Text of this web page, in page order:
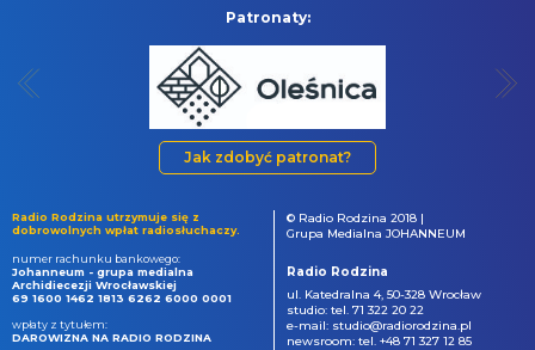
Patronaty:
Jak zdobyć patronat?
Radio Rodzina utrzymuje się z
dobrowolnych wpłat radiosłuchaczy.
numer rachunku bankowego:
Johanneum - grupa medialna
Archidiecezji Wrocławskiej
69 1600 1462 1813 6262 6000 0001
wpłaty z tytułem:
DAROWIZNA NA RADIO RODZINA
© Radio Rodzina 2018 |
Grupa Medialna JOHANNEUM
Radio Rodzina
ul. Katedralna 4, 50-328 Wrocław
studio: tel. 71 322 20 22
e-mail: studio@radiorodzina.pl
newsroom: tel. +48 71 327 12 85